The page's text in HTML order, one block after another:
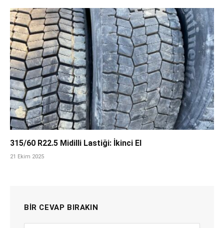
315/60 R22.5 Midilli Lastiği: İkinci El
21 Ekim 2025
BIR CEVAP BIRAKIN